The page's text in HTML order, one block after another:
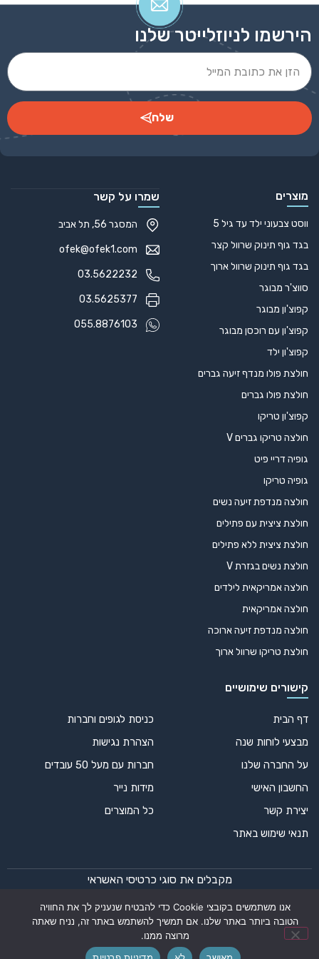
הירשמו לניוזלייטר שלנו
שלח
מוצרים
ווסט צבעוני ילד עד גיל 5
בגד גוף תינוק שרוול קצר
בגד גוף תינוק שרוול ארוך
סווצ'ר מבוגר
קפוצ'ון מבוגר
קפוצ'ון עם רוכסן מבוגר
קפוצ'ון ילד
חולצת פולו מנדף זיעה גברים
חולצת פולו גברים
קפוצ'ון טריקו
חולצה טריקו גברים V
גופיה דריי פיט
גופיה טריקו
חולצה מנדפת זיעה נשים
חולצת ציצית עם פתילים
חולצת ציצית ללא פתילים
חולצת נשים בגזרת V
חולצה אמריקאית לילדים
חולצה אמריקאית
חולצה מנדפת זיעה ארוכה
חולצת טריקו שרוול ארוך
קישורים שימושיים
דף הבית
מבצעי לוחות שנה
על החברה שלנו
החשבון האישי
יצירת קשר
תנאי שימוש באתר
כניסת לגופים וחברות
הצהרת נגישות
חברות עם מעל 50 עובדים
מידות נייר
כל המוצרים
שמרו על קשר
המסגר 56, תל אביב
ofek@ofek1.com
03.5622232
03.5625377
055.8876103
מקבלים את סוגי כרטיסי האשראי
© 2024 כל הזכויות שמורות – דפוס אופק רחב | עיצוב ופיתוח:
אנו משתמשים בקובצי Cookie כדי להבטיח שנעניק לך את החוויה
הטובה ביותר באתר שלנו. אם תמשיך להשתמש באתר זה, נניח שאתה
מרוצה ממנו.